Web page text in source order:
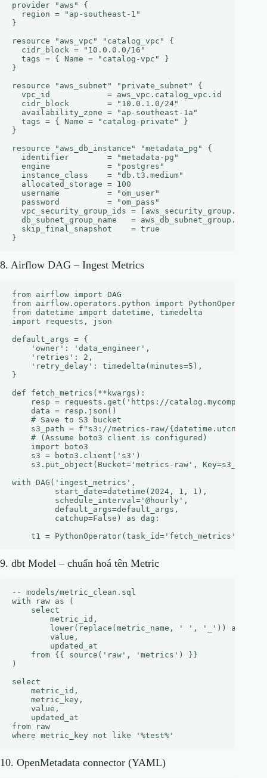
provider "aws" {
  region = "ap-southeast-1"
}
resource "aws_vpc" "catalog_vpc" {
  cidr_block = "10.0.0.0/16"
  tags = { Name = "catalog-vpc" }
}
resource "aws_subnet" "private_subnet" {
  vpc_id            = aws_vpc.catalog_vpc.id
  cidr_block        = "10.0.1.0/24"
  availability_zone = "ap-southeast-1a"
  tags = { Name = "catalog-private" }
}
resource "aws_db_instance" "metadata_pg" {
  identifier        = "metadata-pg"
  engine            = "postgres"
  instance_class    = "db.t3.medium"
  allocated_storage = 100
  username          = "om_user"
  password          = "om_pass"
vpc_security_group_ids =
db_subnet_group_name   =
  skip_final_snapshot    = true
8. Airflow DAG – Ingest Metrics
from airflow import DAG
from airflow.operators.python import PythonOperator
from datetime import datetime, timedelta
import requests, json
default_args = {
    'owner': 'data_engineer',
    'retries': 2,
    'retry_delay': timedelta(minutes=5),
}
def fetch_metrics(**kwargs):
resp = requests.get('https://
    data = resp.json()
    # Save to S3 bucket
s3_path = f"s3://metrics-raw/
    # (Assume boto3 client is configured)
    import boto3
    s3 = boto3.client('s3')
s3.put_object(Bucket='metrics-raw', Key=s3_path,
with DAG('ingest_metrics',
         start_date=datetime(2024, 1, 1),
         schedule_interval='@hourly',
         default_args=default_args,
         catchup=False) as dag:
9. dbt Model – chuẩn hoá tên Metric
-- models/metric_clean.sql
with raw as (
    select
        metric_id,
lower(replace(metric_name, ' ', '_')) as
        value,
        updated_at
    from {{ source('raw', 'metrics') }}
)
select
    metric_id,
    metric_key,
    value,
    updated_at
from raw
10. OpenMetadata connector (YAML)